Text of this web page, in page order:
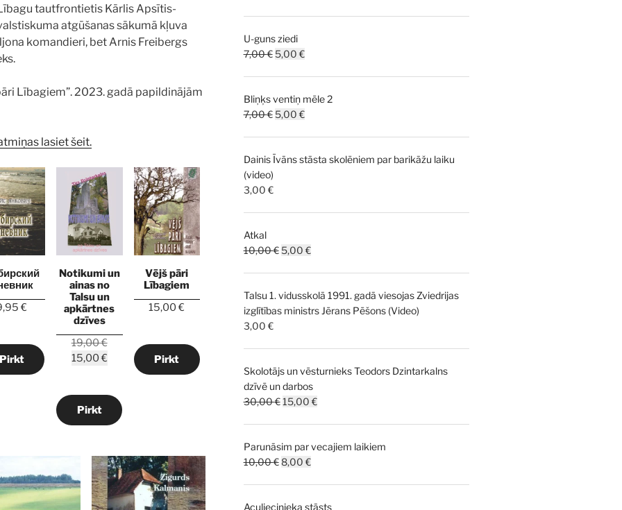
tautfrontietis Kārlis Apsītis-
atgūšanas sākumā kļuva
komandieri, bet Arnis Freibergs
Lībagiem”. 2023. gadā papildinājām
lasiet šeit.
€
Notikumi un
ainas no
Talsu un
apkārtnes
dzīves
19,00€Original
price
15,00€Current
15,00 €.
Pirkt
Vējš pāri
Lībagiem
15,00€
Pirkt
U-guns ziedi
7,00€ Original
7,00 €.
5,00 €Current
5,00 €.
Bliņķs ventiņ mēle 2
7,00€ Original
7,00 €.
5,00 €Current
5,00 €.
Dainis Īvāns stāsta skolēniem par barikāžu laiku
(video)
3,00€
Atkal
10,00€ Original
10,00 €.
5,00 €Current
5,00 €.
Talsu 1. vidusskolā 1991. gadā viesojas Zviedrijas
izglītības ministrs Jērans Pēšons (Video)
3,00€
Skolotājs un vēsturnieks Teodors Dzintarkalns
dzīvē un darbos
30,00€ Original
30,00 €.
15,00 €Current
15,00 €.
Parunāsim par vecajiem laikiem
10,00€ Original
10,00 €.
8,00 €Current
8,00 €.
Aculiecinieka stāsts